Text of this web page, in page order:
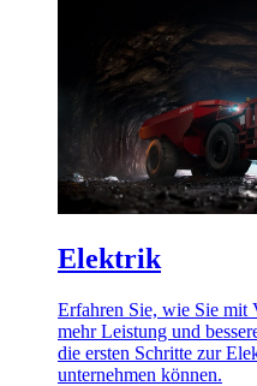
Elektrik
Erfahren Sie, wie Sie mit
mehr Leistung und
die ersten Schritte zur
unternehmen können.